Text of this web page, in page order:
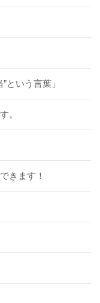
という言葉」
。
きます！